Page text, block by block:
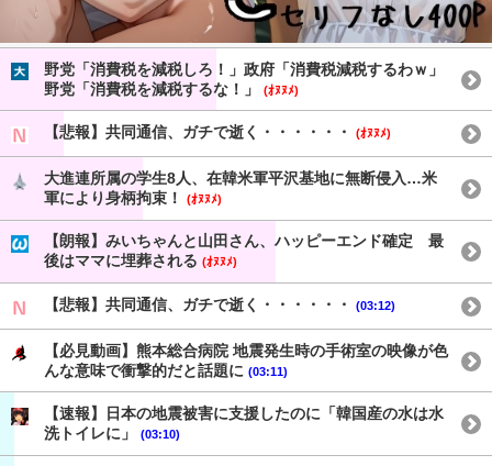
野党「消費税を減税しろ！」政府「消費税減税するわｗ」
野党「消費税を減税するな！」
(ｵﾇﾇﾒ)
【悲報】共同通信、ガチで逝く・・・・・・ (ｵﾇﾇﾒ)
大進連所属の学生8人、在韓米軍平沢基地に無断侵入…米
軍により身柄拘束！
(ｵﾇﾇﾒ)
【朗報】みいちゃんと山田さん、ハッピーエンド確定 最
後はママに埋葬される (ｵﾇﾇﾒ)
【悲報】共同通信、ガチで逝く・・・・・・ (03:12)
【必見動画】熊本総合病院 地震発生時の手術室の映像が色
んな意味で衝撃的だと話題に (03:11)
【速報】日本の地震被害に支援したのに「韓国産の水は水
洗トイレに」
(03:10)